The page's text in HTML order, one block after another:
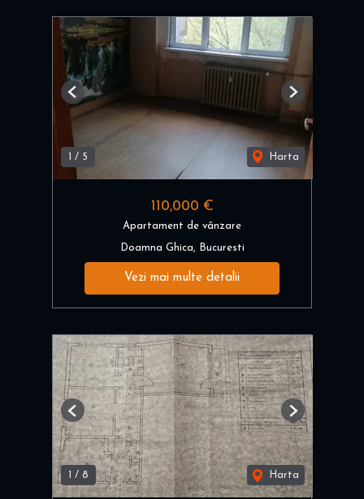
1 / 5 Harta
Previous Next
110,000 €
Apartament de vânzare
Doamna Ghica, Bucuresti
Vezi mai multe detalii
/ 8 Harta
Previous Next